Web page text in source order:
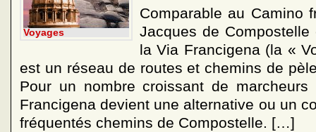
Voyages
Comparable au Camino
Jacques de
la Via Francigena (la «
est un réseau de routes et chemins de
Pour un nombre croissant de
Francigena devient une alternative ou un
fréquentés chemins de Compostelle. […]